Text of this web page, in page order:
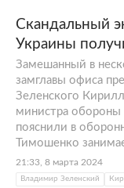
GOODMEDIA,
в сфере пиара
кампаний. За
работала с
Порошенко,
Владимиром
Тимошенко
за Днепр» об
Скандальный
Украины
Замешанный в
замглавы офиса
Зеленского
министра обороны
пояснили в
Тимошенко
21:33, 8 марта 2024
Владимир Зеленский